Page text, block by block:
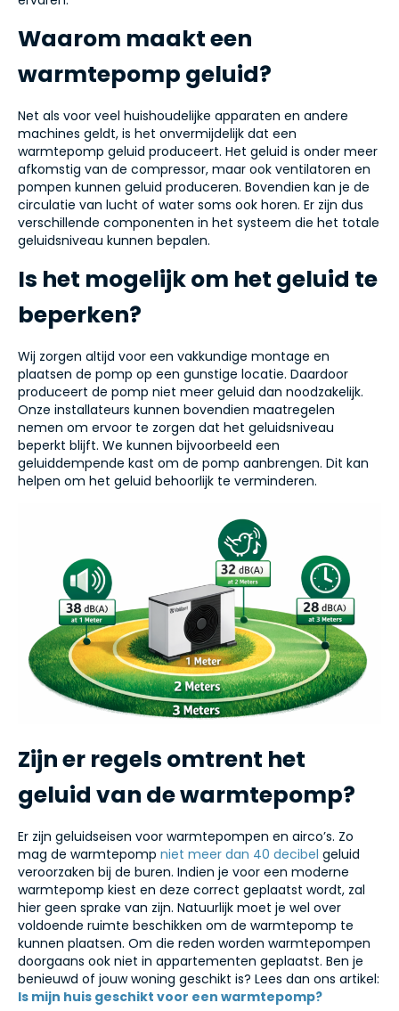
Waarom maakt een
warmtepomp geluid?
Net als voor veel huishoudelijke apparaten en andere
machines geldt, is het onvermijdelijk dat een
warmtepomp geluid produceert. Het geluid is onder meer
afkomstig van de compressor, maar ook ventilatoren en
pompen kunnen geluid produceren. Bovendien kan je de
circulatie van lucht of water soms ook horen. Er zijn dus
verschillende componenten in het systeem die het totale
geluidsniveau kunnen bepalen.
Is het mogelijk om het geluid te
beperken?
Wij zorgen altijd voor een vakkundige montage en
plaatsen de pomp op een gunstige locatie. Daardoor
produceert de pomp niet meer geluid dan noodzakelijk.
Onze installateurs kunnen bovendien maatregelen
nemen om ervoor te zorgen dat het geluidsniveau
beperkt blijft. We kunnen bijvoorbeeld een
geluiddempende kast om de pomp aanbrengen. Dit kan
helpen om het geluid behoorlijk te verminderen.
Zijn er regels omtrent het
geluid van de warmtepomp?
Er zijn geluidseisen voor warmtepompen en airco’s. Zo
mag de warmtepomp niet meer dan 40 decibel geluid
veroorzaken bij de buren. Indien je voor een moderne
warmtepomp kiest en deze correct geplaatst wordt, zal
hier geen sprake van zijn. Natuurlijk moet je wel over
voldoende ruimte beschikken om de warmtepomp te
kunnen plaatsen. Om die reden worden warmtepompen
doorgaans ook niet in appartementen geplaatst. Ben je
benieuwd of jouw woning geschikt is? Lees dan ons artikel:
Is mijn huis geschikt voor een warmtepomp?